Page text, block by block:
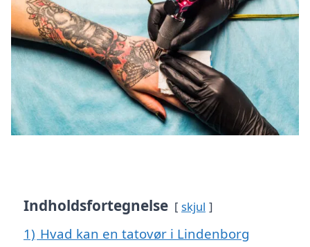
Indholdsfortegnelse skjul
1) Hvad kan en tatovør i Lindenborg